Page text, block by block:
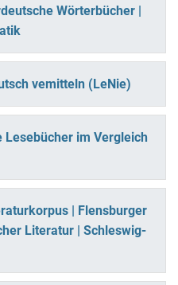
Wörterbücher |
vemitteln (LeNie)
Lesebücher im Vergleich
| Flensburger
Literatur | Schleswig-